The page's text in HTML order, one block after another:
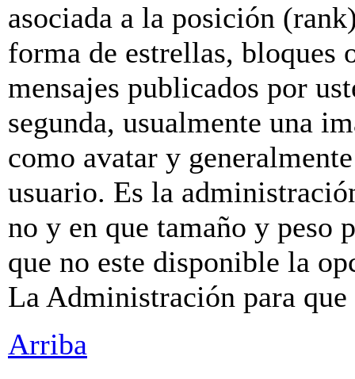
asociada a la posición
forma de estrellas, bloques
mensajes publicados por
segunda, usualmente una
como avatar y
usuario. Es la
no y en que tamaño y peso
que no este disponible la
La Administración para que
Arriba